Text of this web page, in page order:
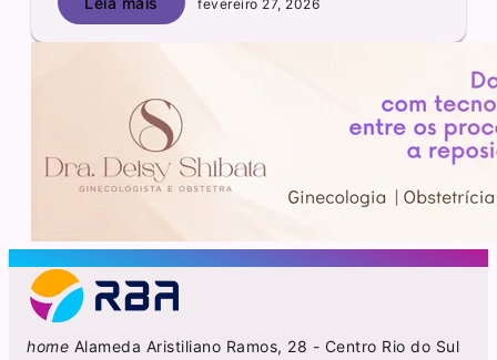
fevereiro 27, 2026
home Alameda Aristiliano Ramos, 28 - Centro Rio do Sul